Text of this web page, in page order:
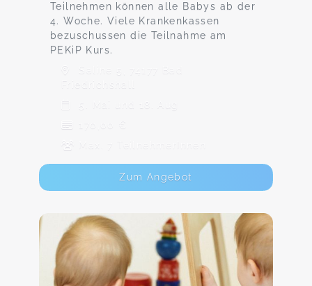
Teilnehmen können alle Babys ab der
4. Woche. Viele Krankenkassen
bezuschussen die Teilnahme am
PEKiP Kurs.
Saline 5, 74177 Bad
Friedrichshall
5. Mai und 18. Aug
170,00 €
Max. 7 TeilnehmerInnen
Zum Angebot